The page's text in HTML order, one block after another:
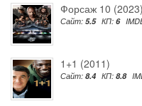
Форсаж 10 (2023)
Сайт: 5.5 КП: 6
1+1 (2011)
Сайт: 8.4 КП: 8.8